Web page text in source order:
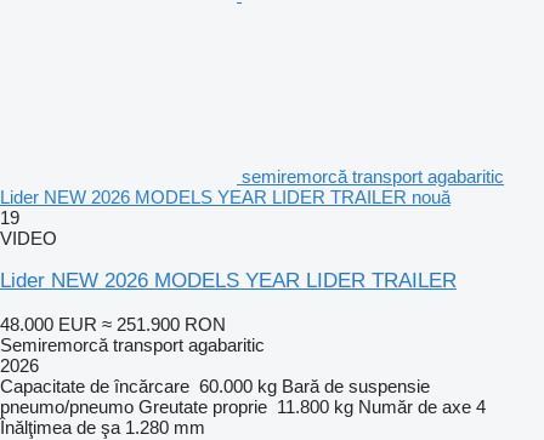
semiremorcă transport agabaritic
Lider NEW 2026 MODELS YEAR LIDER TRAILER nouă
19
VIDEO
Lider NEW 2026 MODELS YEAR LIDER TRAILER
48.000 EUR ≈ 251.900 RON
Semiremorcă transport agabaritic
2026
Capacitate de încărcare 60.000 kg Bară de suspensie
pneumo/pneumo Greutate proprie 11.800 kg Număr de axe 4
Înălţimea de şa 1.280 mm